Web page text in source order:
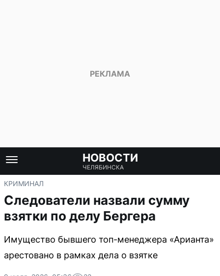
НОВОСТИ
ЧЕЛЯБИНСКА
КРИМИНАЛ
Следователи назвали сумму
взятки по делу Бергера
Имущество бывшего топ-менеджера «Арианта»
арестовано в рамках дела о взятке